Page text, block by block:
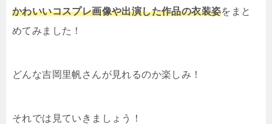
かわいいコスプレ画像や出演した作品の衣装姿をまと
めてみました！
どんな吉岡里帆さんが見れるのか楽しみ！
それでは見ていきましょう！